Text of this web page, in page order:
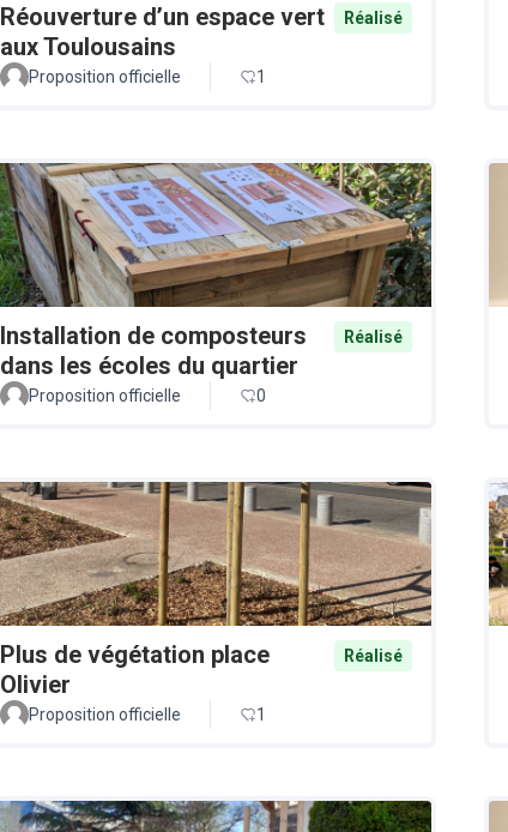
Réouverture d’un espace vert
aux Toulousains
Réalisé
Proposition officielle 1
Installation de composteurs
dans les écoles du quartier
Réalisé
Proposition officielle 0
Plus de végétation place
Olivier
Réalisé
Proposition officielle 1